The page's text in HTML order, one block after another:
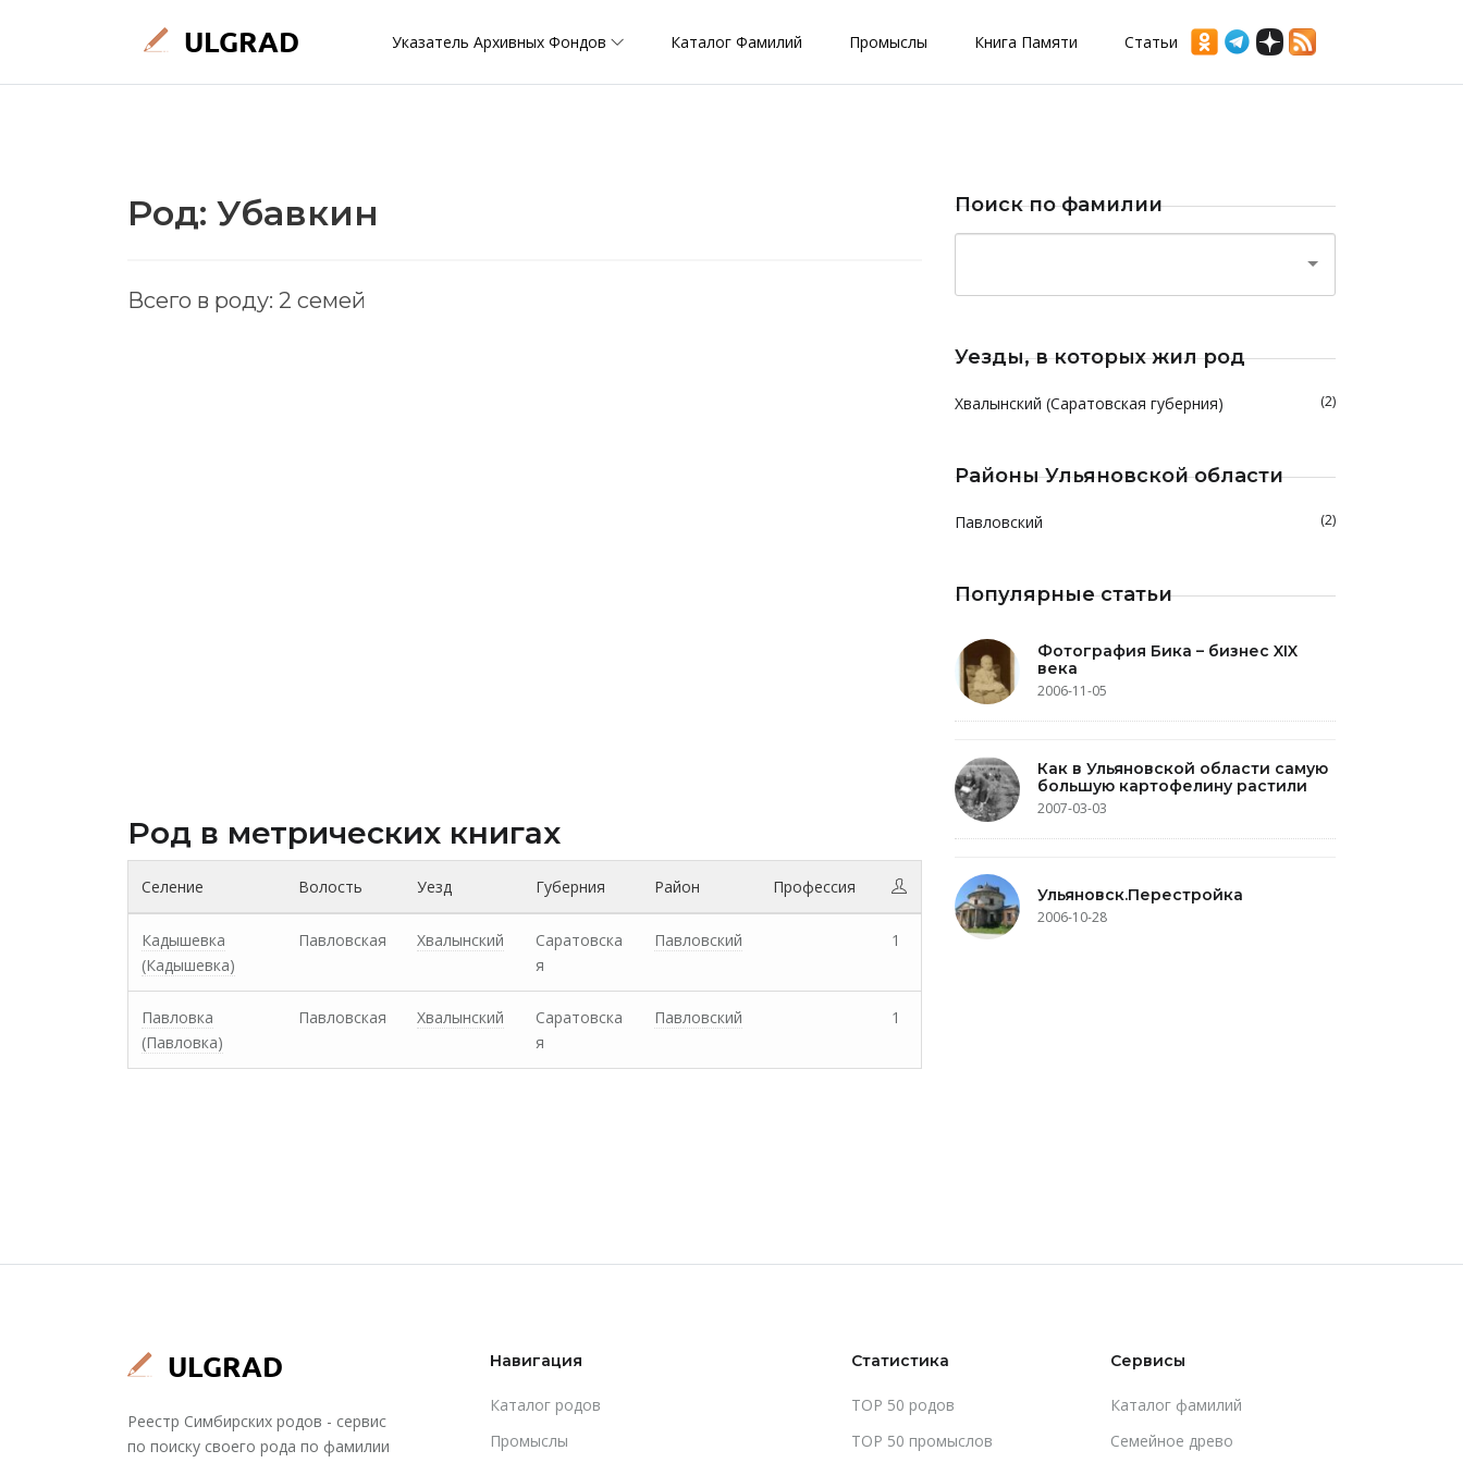
Указатель Архивных Фондов Каталог Фамилий Промыслы Книга Памяти Статьи
Род: Убавкин
Всего в роду: 2 семей
Род в метрических книгах
Селение Волость Уезд Губерния Район Профессия
Кадышевка
(Кадышевка)
Павловская Хвалынский
Саратовска
я
Павловский 1
Павловка
(Павловка)
Павловская Хвалынский
Саратовска
я
Павловский 1
Поиск по фамилии
Уезды, в которых жил род
Хвалынский (Саратовская губерния) (2)
Районы Ульяновской области
Павловский (2)
Популярные статьи
Фотография Бика – бизнес XIX
века
2006-11-05
Как в Ульяновской области самую
большую картофелину растили
2007-03-03
Ульяновск.Перестройка
2006-10-28
Реестр Симбирских родов - сервис
по поиску своего рода по фамилии
Навигация
Каталог родов
Промыслы
Статистика
TOP 50 родов
TOP 50 промыслов
Сервисы
Каталог фамилий
Cемейное древо